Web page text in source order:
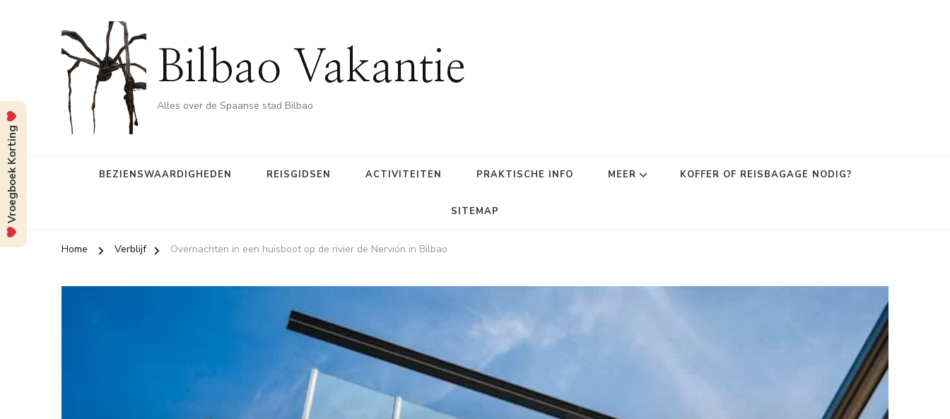
Bilbao Vakantie
Alles over de Spaanse stad Bilbao
BEZIENSWAARDIGHEDEN REISGIDSEN ACTIVITEITEN PRAKTISCHE INFO MEER KOFFER OF REISBAGAGE NODIG?
SITEMAP
Home Verblijf Overnachten in een huisboot op de rivier de Nervión in Bilbao
Vroegboek Korting